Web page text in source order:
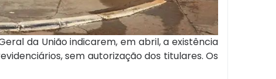
da União indicarem, em abril, a existência
sem autorização dos titulares. Os